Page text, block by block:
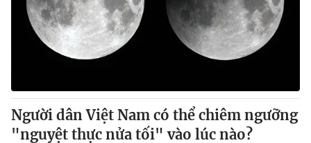
Người dân Việt Nam có thể chiêm ngưỡng
"nguyệt thực nửa tối" vào lúc nào?